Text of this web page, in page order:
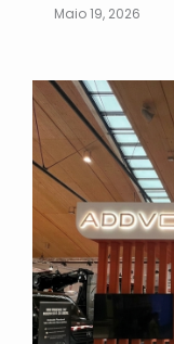
Maio 19, 2026